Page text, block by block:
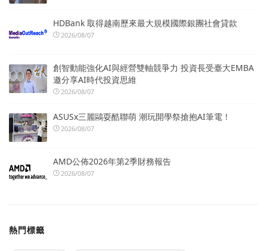
HDBank 取得越南歷來最大規模國際銀團社會貸款
2026/08/07
創智動能強化AI與經營雙軸競爭力 投資長受臺大EMBA
邀分享AI時代投資思維
2026/08/07
ASUSx三麗鷗耍酷聯萌 潮玩開學祭搶抱AI筆電！
2026/08/07
AMD公佈2026年第2季財務報告
2026/08/07
熱門標籤